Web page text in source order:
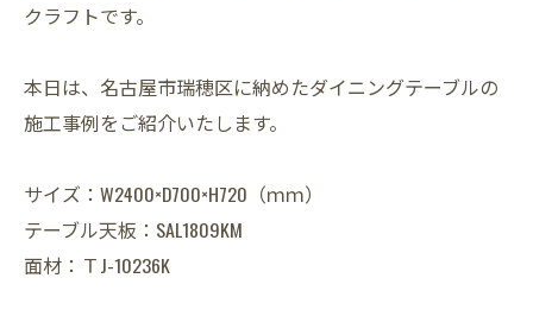
クラフトです。
本日は、名古屋市瑞穂区に納めたダイニングテーブルの
施工事例をご紹介いたします。
サイズ：W2400×D700×H720（ｍｍ）
テーブル天板：SAL1809KM
面材：ＴJ-10236K